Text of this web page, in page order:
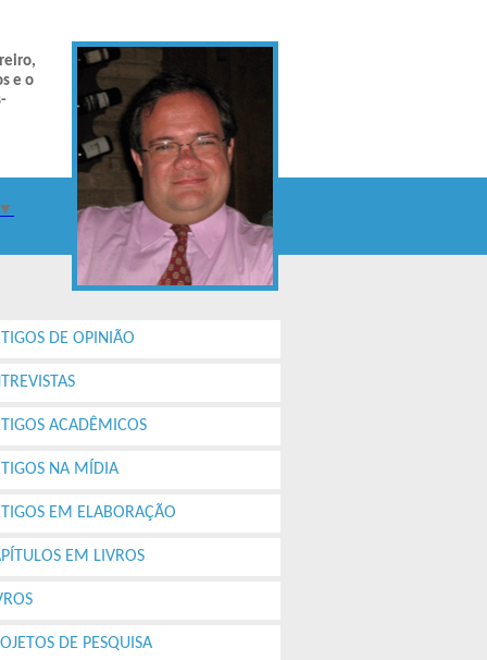
e o
▼
DE OPINIÃO
ACADÊMICOS
NA MÍDIA
EM ELABORAÇÃO
EM LIVROS
DE PESQUISA